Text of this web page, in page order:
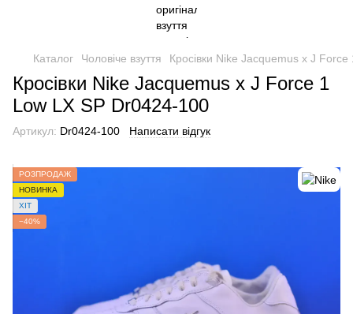
Каталог Чоловіче взуття Кросівки Nike Jacquemus x J
Кросівки Nike Jacquemus x J Force 1
Low LX SP Dr0424-100
Артикул: Dr0424-100 Написати відгук
РОЗПРОДАЖ
НОВИНКА
ХІТ
−40%